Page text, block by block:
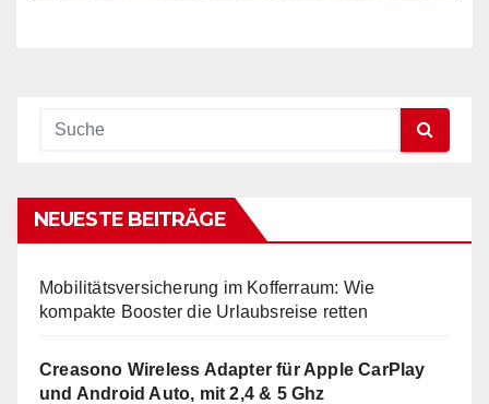
NEUESTE BEITRÄGE
Mobilitätsversicherung im Kofferraum: Wie
kompakte Booster die Urlaubsreise retten
Creasono Wireless Adapter für Apple CarPlay
und Android Auto, mit 2,4 & 5 Ghz